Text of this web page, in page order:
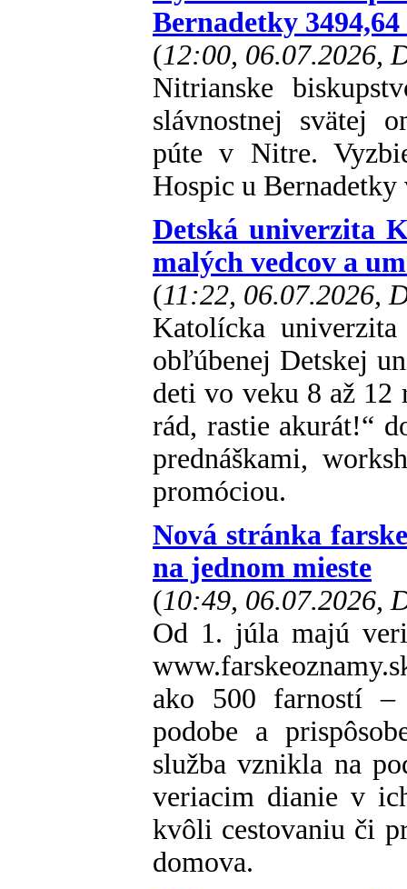
Bernadetky 3494,64
(12:00, 06.07.2026,
Nitrianske
slávnostnej svätej
púte v Nitre.
Hospic u
Detská univerzita
malých vedcov a
(11:22, 06.07.2026,
Katolícka
obľúbenej Detskej
deti vo veku 8 až 12
rád, rastie akurát!“
prednáškami,
promóciou.
Nová stránka
na jednom mieste
(10:49, 06.07.2026,
Od 1. júla majú
ako 500 farností –
podobe a
služba vznikla na
veriacim dianie v
kvôli cestovaniu či
domova.